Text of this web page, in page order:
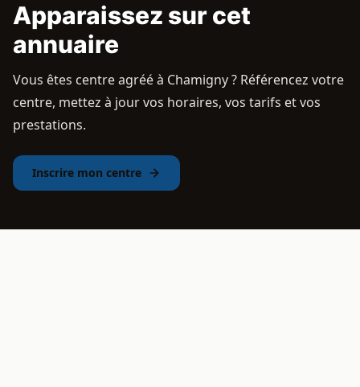
Apparaissez sur cet
annuaire
Vous êtes centre agréé à Chamigny ? Référencez votre
centre, mettez à jour vos horaires, vos tarifs et vos
prestations.
Inscrire mon centre